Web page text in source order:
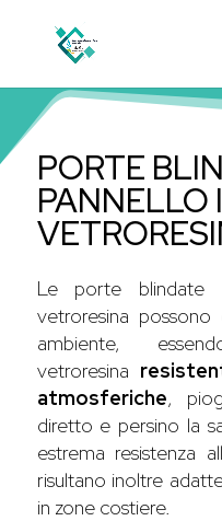
PORTE
PANNELLO
Le porte blindate
vetroresina possono
ambiente,
vetroresina
atmosferiche,
diretto e persino la
estrema resistenza
risultano inoltre
in zone costiere.